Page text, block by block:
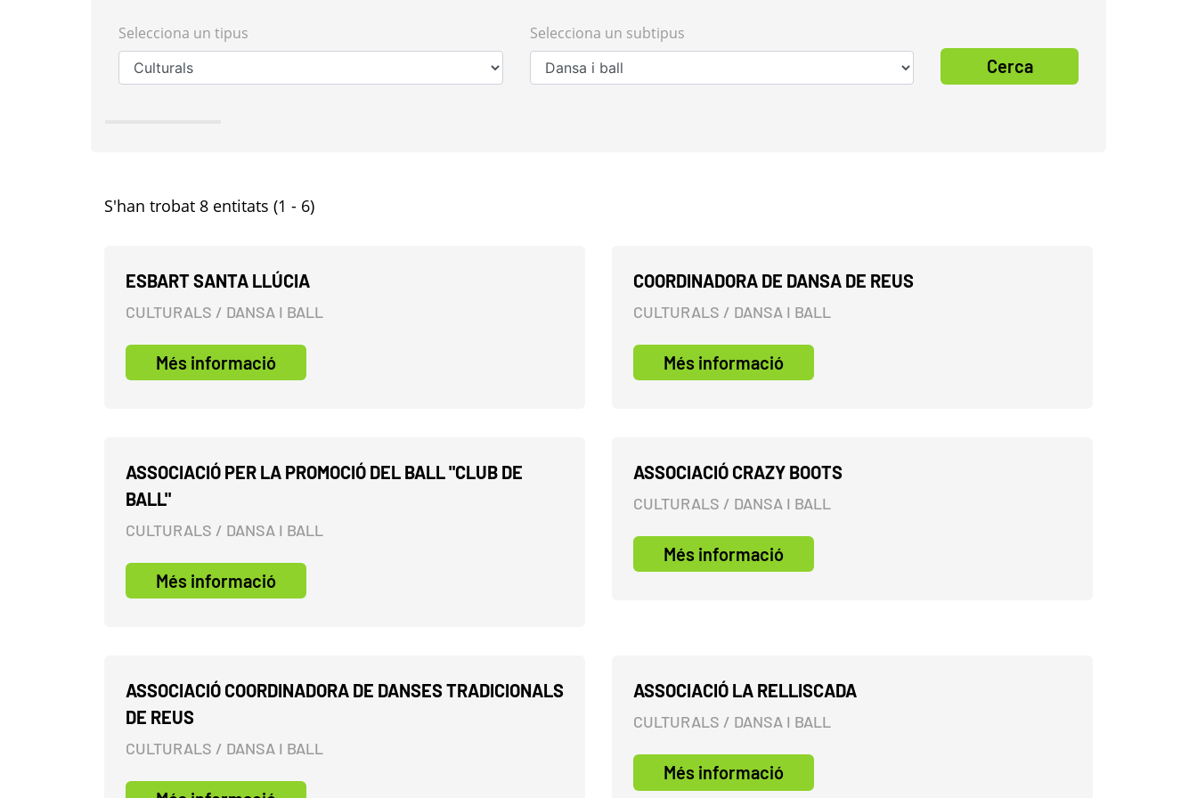
Selecciona un tipus Selecciona un subtipus
Cerca
S'han trobat 8 entitats (1 - 6)
ESBART SANTA LLÚCIA
CULTURALS / DANSA I BALL
Més informació
COORDINADORA DE DANSA DE REUS
CULTURALS / DANSA I BALL
Més informació
ASSOCIACIÓ PER LA PROMOCIÓ DEL BALL "CLUB DE
BALL"
CULTURALS / DANSA I BALL
Més informació
ASSOCIACIÓ CRAZY BOOTS
CULTURALS / DANSA I BALL
Més informació
ASSOCIACIÓ COORDINADORA DE DANSES TRADICIONALS
DE REUS
CULTURALS / DANSA I BALL
ASSOCIACIÓ LA RELLISCADA
CULTURALS / DANSA I BALL
Més informació